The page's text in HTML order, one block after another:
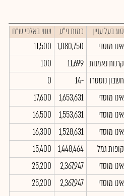
סוג בעל עניין כמות ני"ע
שווי באלפי ש"ח
אינו מוסדי 1,080,750
11,500
קרנות נאמנות 11,699
100
חשבון נוסטרו -14
0
אינו מוסדי 1,653,631
17,600
אינו מוסדי 1,553,631
16,500
אינו מוסדי 1,528,631
16,300
קופות גמל 1,448,464
15,400
אינו מוסדי 2,367,947
25,200
אינו מוסדי 2,367,947
25,200